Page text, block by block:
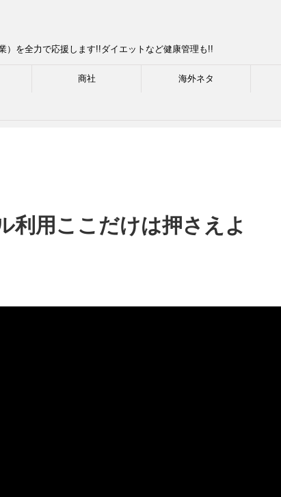
）を全力で応援します!!ダイエットなど健康管理も!!
商社 海外ネタ
利用ここだけは押さえよ